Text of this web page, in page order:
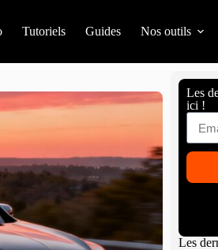
Tutoriels Guides Nos outils
Les
ici !
Les